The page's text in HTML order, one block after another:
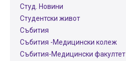
Студ. Новини
Студентски живот
Събития
Събития -Медицински колеж
Събития-Медицински факултет